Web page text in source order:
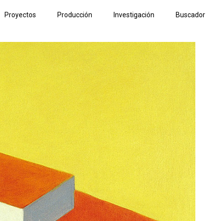
Proyectos Producción Investigación Buscador